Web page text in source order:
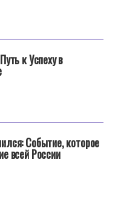
к Успеху в
Событие, которое
всей России